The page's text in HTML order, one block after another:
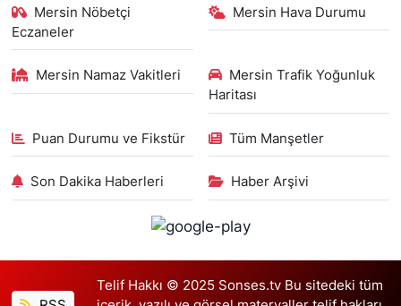
Mersin Nöbetçi
Eczaneler
Mersin Hava Durumu
Mersin Namaz Vakitleri
Mersin Trafik Yoğunluk
Haritası
Puan Durumu ve Fikstür Tüm Manşetler
Son Dakika Haberleri Haber Arşivi
Telif Hakkı © 2025 Sonses.tv Bu sitedeki tüm